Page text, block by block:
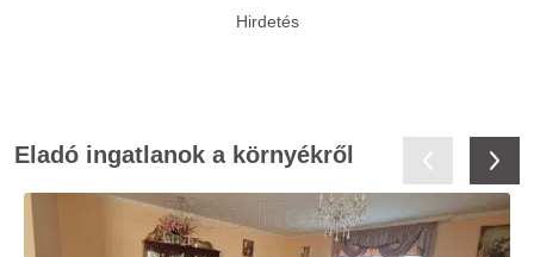
Eladó ingatlanok a környékről